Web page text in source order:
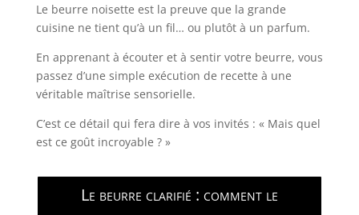
Le beurre noisette est la preuve que la grande
cuisine ne tient qu’à un fil… ou plutôt à un parfum.
En apprenant à écouter et à sentir votre beurre, vous
passez d’une simple exécution de recette à une
véritable maîtrise sensorielle.
C’est ce détail qui fera dire à vos invités : « Mais quel
est ce goût incroyable ? »
Le beurre clarifié : comment le